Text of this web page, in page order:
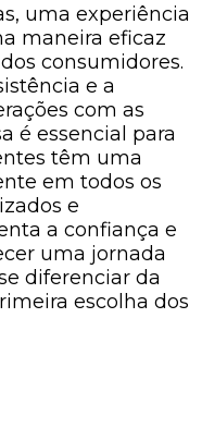
uma experiência
maneira eficaz
consumidores.
e a
com as
é essencial para
têm uma
em todos os
e
a confiança e
uma jornada
diferenciar da
escolha dos